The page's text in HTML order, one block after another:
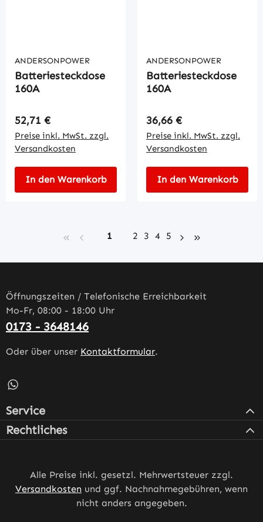
ANDERSONPOWER
Batteriesteckdose
160A
Regulärer Preis:
52,71 €
Preise inkl. MwSt. zzgl.
Versandkosten
In den Warenkorb
ANDERSONPOWER
Batteriesteckdose
160A
Regulärer Preis:
36,66 €
Preise inkl. MwSt. zzgl.
Versandkosten
In den Warenkorb
Seite
1 Seite
2 Seite
3 Seite
4 Seite
5
Öffnungszeiten / Telefonische Erreichbarkeit
Mo-Fr, 08:00 - 18:00 Uhr
0173 - 3648146
Oder über unser Kontaktformular.
Schreib uns auf WhatsApp – öffnet in neuem Tab
Service
Rechtliches
Alle Preise inkl. gesetzl. Mehrwertsteuer zzgl.
Versandkosten und ggf. Nachnahmegebühren, wenn
nicht anders angegeben.